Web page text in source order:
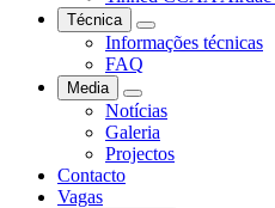
Técnica
Informações técnicas
FAQ
Media
Notícias
Galeria
Projectos
Contacto
Vagas